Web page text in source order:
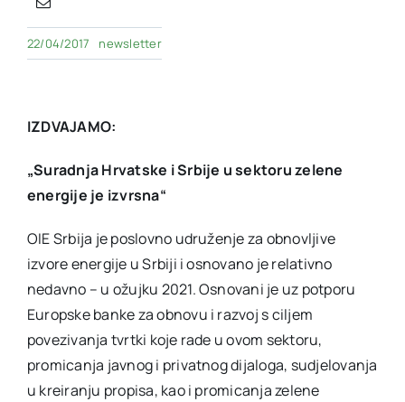
22/04/2017 newsletter
IZDVAJAMO:
„Suradnja Hrvatske i Srbije u sektoru zelene
energije je izvrsna“
OIE Srbija je poslovno udruženje za obnovljive
izvore energije u Srbiji i osnovano je relativno
nedavno – u ožujku 2021. Osnovani je uz potporu
Europske banke za obnovu i razvoj s ciljem
povezivanja tvrtki koje rade u ovom sektoru,
promicanja javnog i privatnog dijaloga, sudjelovanja
u kreiranju propisa, kao i promicanja zelene